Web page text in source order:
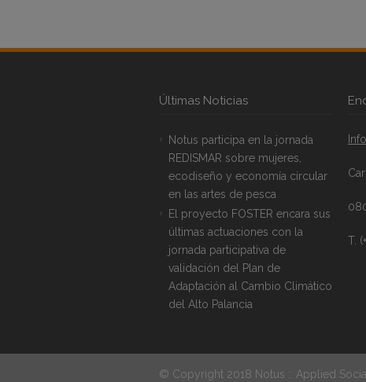
Últimas Noticias
Notus participa en la jornada
REDISMAR sobre mujeres,
ecodiseño y economía circular
en las artes de pesca
El proyecto FOSTER encara sus
últimas actuaciones con la
jornada participativa de
validación del Plan de
Adaptación al Cambio Climático
del Alto Palancia
T.
© Copyright 2018 Notus :: Applied